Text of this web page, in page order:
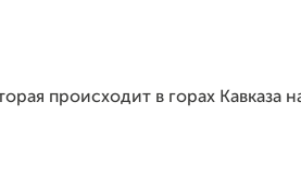
происходит в горах Кавказа